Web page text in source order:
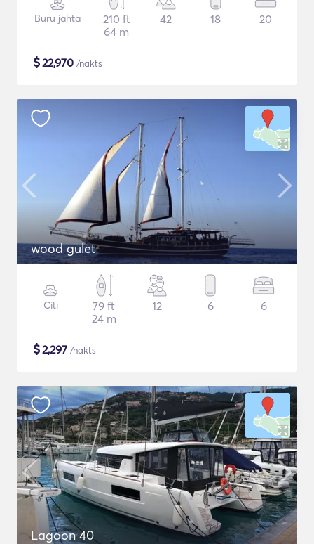
Buru jahta
210 ft
64 m
42 18 20
$22,970 /nakts
wood gulet
Citi
79 ft
24 m
12 6 6
$2,297 /nakts
Lagoon 40